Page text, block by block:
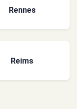
Rennes
Reims